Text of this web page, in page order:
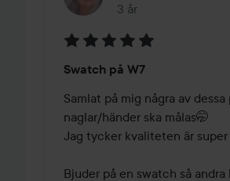
3 år
Inlägget skapades 3
5
av
5
Swatch på W7
Samlat på mig några av
naglar/händer ska målas🤭
Jag tycker kvaliteten är
Bjuder på en swatch så